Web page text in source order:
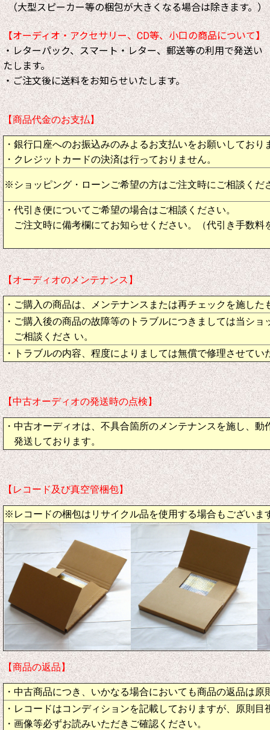
（大型スピーカー等の梱包が大きくなる場合は除きます。）
【オーディオ・アクセサリー、CD等、小口の商品について】
・レターパック、スマート・レター、郵送等の利用で発送い
たします。
・ご注文後に送料をお知らせいたします。
【商品代金のお支払】
・銀行口座へのお振込みのみよるお支払いをお願いしており
・クレジットカードの決済は行っておりません。
※ショッピング・ローンご希望の方はご注文時にご相談くだ
・代引き便についてご希望の場合はご相談ください。
ご注文時に備考欄にてお知らせください。（代引き手数料
【オーディオのメンテナンス】
・ご購入の商品は、メンテナンスまたは再チェックを施し
・ご購入後の商品の故障等のトラブルにつきましては当ショ
ご相談くださ い。
・トラブルの内容、程度によりましては無償で修理させてい
【中古オーディオの発送時の点検】
・中古オーディオは、不具合箇所のメンテナンスを施し、動
発送しております。
【レコード及び真空管梱包】
※レコードの梱包はリサイクル品を使用する場合もございま
【商品の返品】
・中古商品につき、いかなる場合においても商品の返品は原
・レコードはコンディションを記載しておりますが、原則目
・画像等必ずお読みいただきご確認ください。